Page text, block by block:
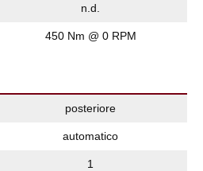
n.d.
450 Nm @ 0 RPM
posteriore
automatico
1